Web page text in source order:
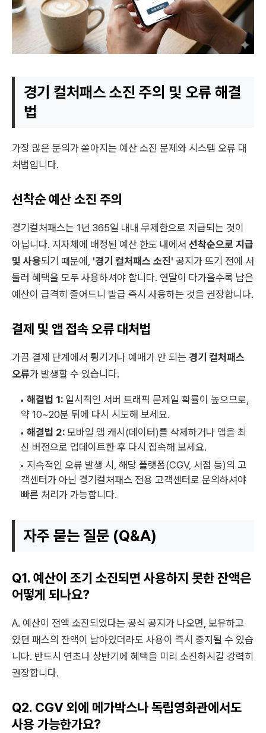
경기 컬처패스 소진 주의 및 오류 해결
법
가장 많은 문의가 쏟아지는 예산 소진 문제와 시스템 오류 대
처법입니다.
선착순 예산 소진 주의
경기컬처패스는 1년 365일 내내 무제한으로 지급되는 것이
아닙니다. 지자체에 배정된 예산 한도 내에서 선착순으로 지급
및 사용되기 때문에, '경기 컬처패스 소진' 공지가 뜨기 전에 서
둘러 혜택을 모두 사용하셔야 합니다. 연말이 다가올수록 남은
예산이 급격히 줄어드니 발급 즉시 사용하는 것을 권장합니다.
결제 및 앱 접속 오류 대처법
가끔 결제 단계에서 튕기거나 예매가 안 되는 경기 컬처패스
오류가 발생할 수 있습니다.
해결법 1: 일시적인 서버 트래픽 문제일 확률이 높으므로,
약 10~20분 뒤에 다시 시도해 보세요.
해결법 2: 모바일 앱 캐시(데이터)를 삭제하거나 앱을 최
신 버전으로 업데이트한 후 다시 접속해 보세요.
지속적인 오류 발생 시, 해당 플랫폼(CGV, 서점 등)의 고
객센터가 아닌 경기컬처패스 전용 고객센터로 문의하셔야
빠른 처리가 가능합니다.
자주 묻는 질문 (Q&A)
Q1. 예산이 조기 소진되면 사용하지 못한 잔액은
어떻게 되나요?
A. 예산이 전액 소진되었다는 공식 공지가 나오면, 보유하고
있던 패스의 잔액이 남아있더라도 사용이 즉시 중지될 수 있습
니다. 반드시 연초나 상반기에 혜택을 미리 소진하시길 강력히
권장합니다.
Q2. CGV 외에 메가박스나 독립영화관에서도
사용 가능한가요?